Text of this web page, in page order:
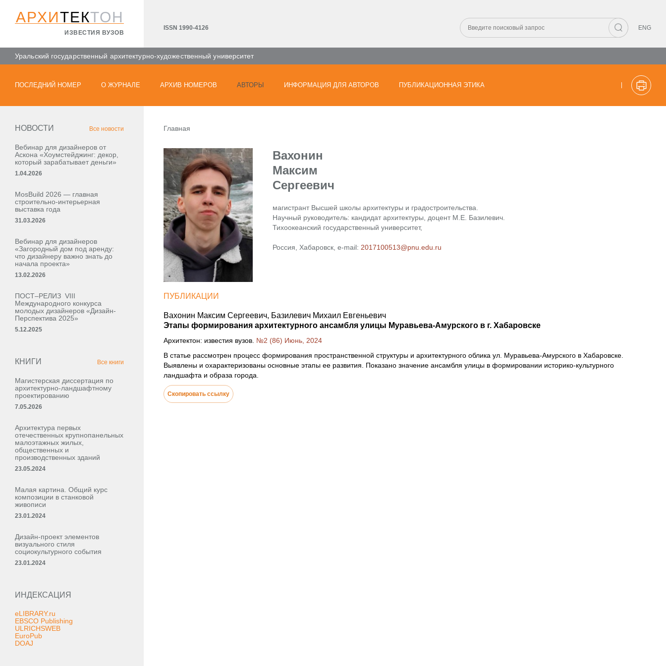
АРХИТЕКТОН
ИЗВЕСТИЯ ВУЗОВ
ISSN 1990-4126 ENG
Уральский государственный архитектурно-художественный университет
ПОСЛЕДНИЙ НОМЕР О ЖУРНАЛЕ АРХИВ НОМЕРОВ АВТОРЫ ИНФОРМАЦИЯ ДЛЯ АВТОРОВ ПУБЛИКАЦИОННАЯ ЭТИКА
НОВОСТИ Все новости
Вебинар для дизайнеров от
Аскона «Хоумстейджинг: декор,
который зарабатывает деньги»
1.04.2026
MosBuild 2026 — главная
строительно-интерьерная
выставка года
31.03.2026
Вебинар для дизайнеров
«Загородный дом под аренду:
что дизайнеру важно знать до
начала проекта»
13.02.2026
ПОСТ–РЕЛИЗ VIII
Международного конкурса
молодых дизайнеров «Дизайн-
Перспектива 2025»
5.12.2025
КНИГИ Все книги
Магистерская диссертация по
архитектурно-ландшафтному
проектированию
7.05.2026
Архитектура первых
отечественных крупнопанельных
малоэтажных жилых,
общественных и
производственных зданий
23.05.2024
Малая картина. Общий курс
композиции в станковой
живописи
23.01.2024
Дизайн-проект элементов
визуального стиля
социокультурного события
23.01.2024
ИНДЕКСАЦИЯ
eLIBRARY.ru
EBSCO Publishing
ULRICHSWEB
EuroPub
DOAJ
Главная
Вахонин
Максим
Сергеевич
магистрант Высшей школы архитектуры и градостроительства.
Научный руководитель: кандидат архитектуры, доцент М.Е. Базилевич.
Тихоокеанский государственный университет,
Россия, Хабаровск, e-mail: 2017100513@pnu.edu.ru
ПУБЛИКАЦИИ
Вахонин Максим Сергеевич, Базилевич Михаил Евгеньевич
Этапы формирования архитектурного ансамбля улицы Муравьева-Амурского в г. Хабаровске
Архитектон: известия вузов. №2 (86) Июнь, 2024
В статье рассмотрен процесс формирования пространственной структуры и архитектурного облика ул. Муравьева-Амурского в Хабаровске.
Выявлены и охарактеризованы основные этапы ее развития. Показано значение ансамбля улицы в формировании историко-культурного
ландшафта и образа города.
Скопировать ссылку